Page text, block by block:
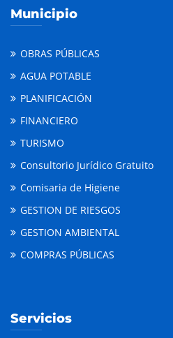
Municipio
OBRAS PÚBLICAS
AGUA POTABLE
PLANIFICACIÓN
FINANCIERO
TURISMO
Consultorio Jurídico Gratuito
Comisaria de Higiene
GESTION DE RIESGOS
GESTION AMBIENTAL
COMPRAS PÚBLICAS
Servicios